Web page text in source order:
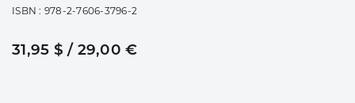
ISBN : 978-2-7606-3796-2
31,95 $ / 29,00 €